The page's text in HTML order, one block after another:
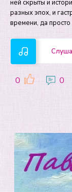
ней скрыты и
разных эпох, и
времени, да
0 0